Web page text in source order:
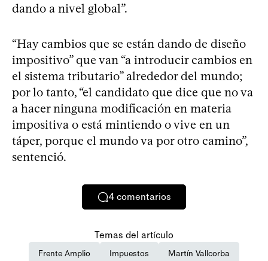
dando a nivel global”.
“Hay cambios que se están dando de diseño
impositivo” que van “a introducir cambios en
el sistema tributario” alrededor del mundo;
por lo tanto, “el candidato que dice que no va
a hacer ninguna modificación en materia
impositiva o está mintiendo o vive en un
táper, porque el mundo va por otro camino”,
sentenció.
4 comentarios
Temas del artículo
Frente Amplio Impuestos Martín Vallcorba